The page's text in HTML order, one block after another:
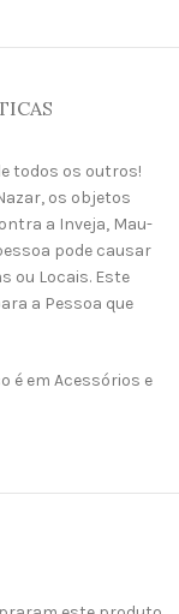
todos os outros!
os objetos
a Inveja, Mau-
pode causar
ou Locais. Este
a Pessoa que
é em Acessórios e